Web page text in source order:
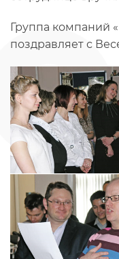
Группа компаний
поздравляет с